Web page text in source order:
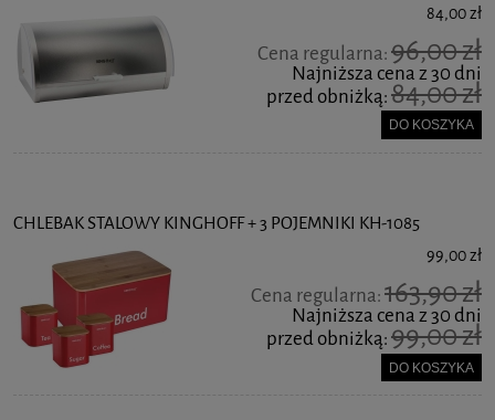
84,00 zł
Cena regularna:96,00 zł
Najniższa cena z 30 dni
przed obniżką:84,00 zł
DO KOSZYKA
CHLEBAK STALOWY KINGHOFF + 3 POJEMNIKI KH-1085
99,00 zł
Cena regularna:163,90 zł
Najniższa cena z 30 dni
przed obniżką:99,00 zł
DO KOSZYKA